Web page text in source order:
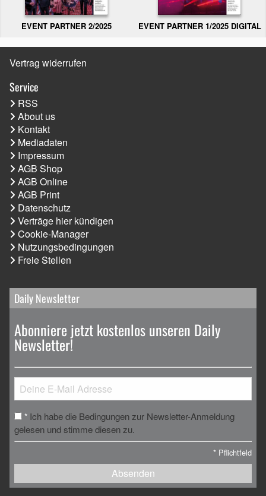
EVENT PARTNER 2/2025 EVENT PARTNER 1/2025 DIGITAL
Vertrag widerrufen
Service
RSS
About us
Kontakt
Mediadaten
Impressum
AGB Shop
AGB Online
AGB Print
Datenschutz
Verträge hier kündigen
Cookie-Manager
Nutzungsbedingungen
Freie Stellen
Daily Newsletter
Abonniere jetzt kostenlos unseren Daily
Newsletter!
* Ich habe die Bedingungen zur Newsletter-Anmeldung
gelesen und stimme diesen zu.
* Pflichtfeld
Absenden